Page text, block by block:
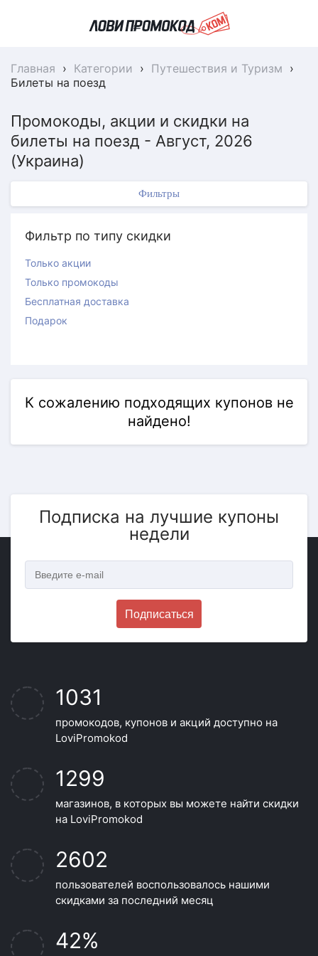
Главная › Категории › Путешествия и Туризм ›
Билеты на поезд
Промокоды, акции и скидки на
билеты на поезд - Август, 2026
(Украина)
Фильтры
Фильтр по типу скидки
Только акции
Только промокоды
Бесплатная доставка
Подарок
К сожалению подходящих купонов не
найдено!
Подписка на лучшие купоны
недели
Подписаться
1031
промокодов, купонов и акций доступно на
LoviPromokod
1299
магазинов, в которых вы можете найти скидки
на LoviPromokod
2602
пользователей воспользовалось нашими
скидками за последний месяц
42%